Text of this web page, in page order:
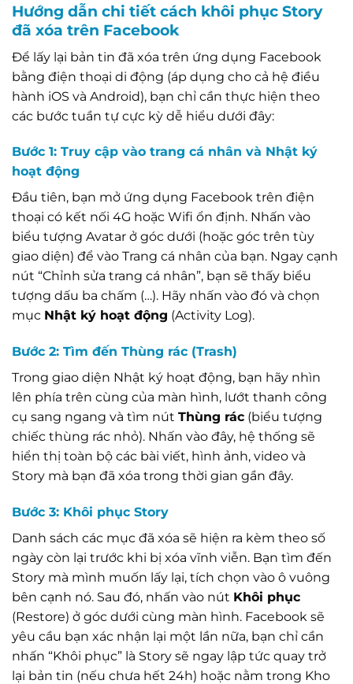
Hướng dẫn chi tiết cách khôi phục Story
đã xóa trên Facebook
Để lấy lại bản tin đã xóa trên ứng dụng Facebook
bằng điện thoại di động (áp dụng cho cả hệ điều
hành iOS và Android), bạn chỉ cần thực hiện theo
các bước tuần tự cực kỳ dễ hiểu dưới đây:
Bước 1: Truy cập vào trang cá nhân và Nhật ký
hoạt động
Đầu tiên, bạn mở ứng dụng Facebook trên điện
thoại có kết nối 4G hoặc Wifi ổn định. Nhấn vào
biểu tượng Avatar ở góc dưới (hoặc góc trên tùy
giao diện) để vào Trang cá nhân của bạn. Ngay cạnh
nút “Chỉnh sửa trang cá nhân”, bạn sẽ thấy biểu
tượng dấu ba chấm (…). Hãy nhấn vào đó và chọn
mục Nhật ký hoạt động (Activity Log).
Bước 2: Tìm đến Thùng rác (Trash)
Trong giao diện Nhật ký hoạt động, bạn hãy nhìn
lên phía trên cùng của màn hình, lướt thanh công
cụ sang ngang và tìm nút Thùng rác (biểu tượng
chiếc thùng rác nhỏ). Nhấn vào đây, hệ thống sẽ
hiển thị toàn bộ các bài viết, hình ảnh, video và
Story mà bạn đã xóa trong thời gian gần đây.
Bước 3: Khôi phục Story
Danh sách các mục đã xóa sẽ hiện ra kèm theo số
ngày còn lại trước khi bị xóa vĩnh viễn. Bạn tìm đến
Story mà mình muốn lấy lại, tích chọn vào ô vuông
bên cạnh nó. Sau đó, nhấn vào nút Khôi phục
(Restore) ở góc dưới cùng màn hình. Facebook sẽ
yêu cầu bạn xác nhận lại một lần nữa, bạn chỉ cần
nhấn “Khôi phục” là Story sẽ ngay lập tức quay trở
lại bản tin (nếu chưa hết 24h) hoặc nằm trong Kho